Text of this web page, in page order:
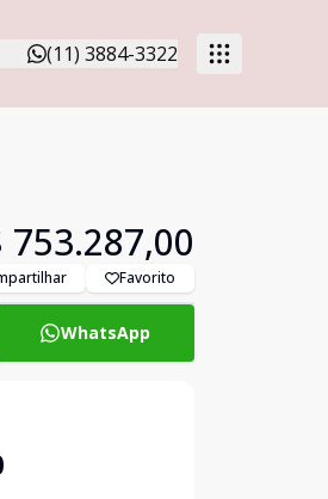
(11) 3884-3322
753.287,00
Favorito
WhatsApp